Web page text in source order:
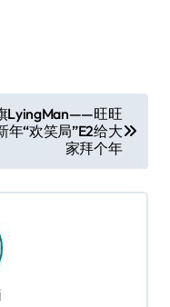
LyingMan——旺旺
年“欢笑局”E2给大
家拜个年